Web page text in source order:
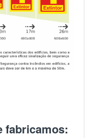
fabricamos: